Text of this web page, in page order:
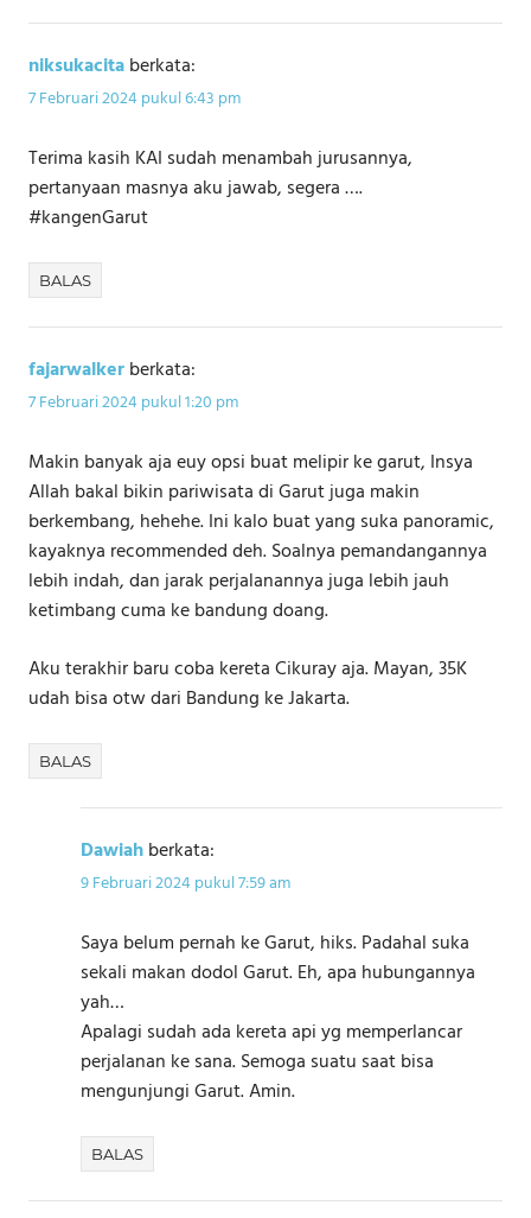
niksukacitaberkata:
7 Februari 2024 pukul 6:43 pm
Terima kasih KAI sudah menambah jurusannya,
pertanyaan masnya aku jawab, segera ….
#kangenGarut
BALAS
fajarwalkerberkata:
7 Februari 2024 pukul 1:20 pm
Makin banyak aja euy opsi buat melipir ke garut, Insya
Allah bakal bikin pariwisata di Garut juga makin
berkembang, hehehe. Ini kalo buat yang suka panoramic,
kayaknya recommended deh. Soalnya pemandangannya
lebih indah, dan jarak perjalanannya juga lebih jauh
ketimbang cuma ke bandung doang.
Aku terakhir baru coba kereta Cikuray aja. Mayan, 35K
udah bisa otw dari Bandung ke Jakarta.
BALAS
Dawiahberkata:
9 Februari 2024 pukul 7:59 am
Saya belum pernah ke Garut, hiks. Padahal suka
sekali makan dodol Garut. Eh, apa hubungannya
yah…
Apalagi sudah ada kereta api yg memperlancar
perjalanan ke sana. Semoga suatu saat bisa
mengunjungi Garut. Amin.
BALAS